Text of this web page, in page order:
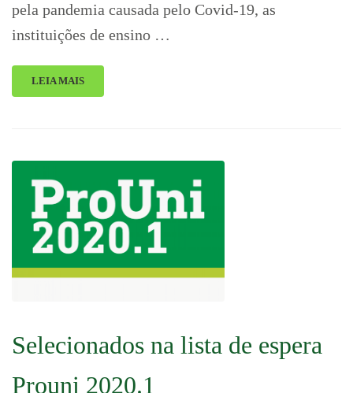
pela pandemia causada pelo Covid-19, as
instituições de ensino …
LEIA MAIS
Selecionados na lista de espera
Prouni 2020.1